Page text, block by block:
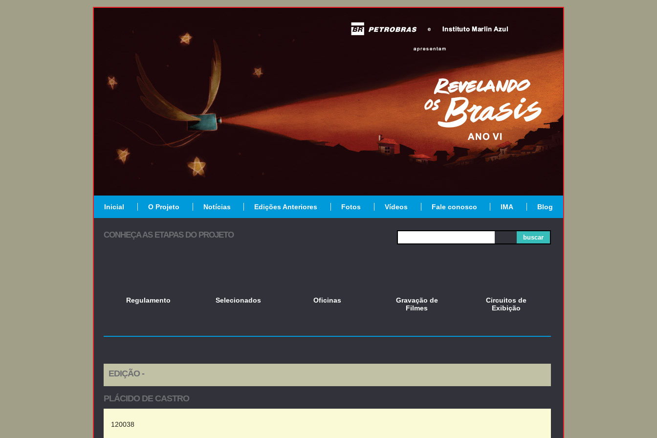
Inicial O Projeto Notícias Edições Anteriores Fotos Vídeos Fale conosco IMA Blog
buscar
CONHEÇA AS ETAPAS DO PROJETO
Regulamento Selecionados Oficinas
Gravação de
Filmes
Circuitos de
Exibição
EDIÇÃO -
PLÁCIDO DE CASTRO
120038